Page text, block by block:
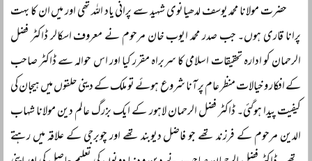
حضرت مولانا محمد یوسف لدھیانوی شہید سے پرانی یاد اللہ تھی اور میں ان کا بہت
پرانا قاری ہوں۔ جب صدر محمد ایوب خان مرحوم نے معروف اسکالر ڈاکٹر فضل
الرحمان کو ادارہ تحقیقات اسلامی کا سربراہ مقرر کیا اور اس حوالہ سے ڈاکٹر صاحب
کے افکار و خیالات منظر عام پر آنا شروع ہوئے تو ملک کے دینی حلقوں میں ہیجان کی
کیفیت پیدا ہوگئی۔ ڈاکٹر فضل الرحمان لاہور کے ایک بزرگ عالم دین مولانا شہاب
الدین مرحوم کے فرزند تھے جو فاضل دیوبند تھے اور چوبرجی کے علاقہ میں رہتے